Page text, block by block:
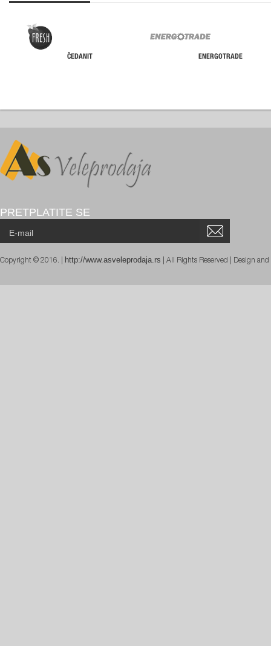
ČEDANIT ENERGOTRADE
PRETPLATITE SE
Copyright © 2016. | http://www.asveleprodaja.rs | All Rights Reserved | Design